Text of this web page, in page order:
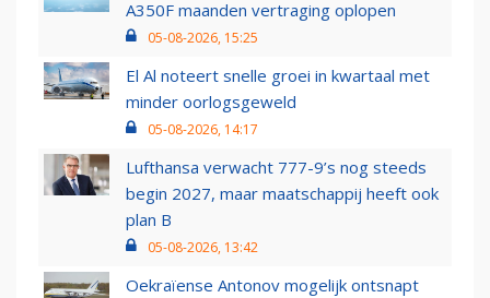
A350F maanden vertraging oplopen
05-08-2026, 15:25
El Al noteert snelle groei in kwartaal met
minder oorlogsgeweld
05-08-2026, 14:17
Lufthansa verwacht 777-9’s nog steeds
begin 2027, maar maatschappij heeft ook
plan B
05-08-2026, 13:42
Oekraïense Antonov mogelijk ontsnapt